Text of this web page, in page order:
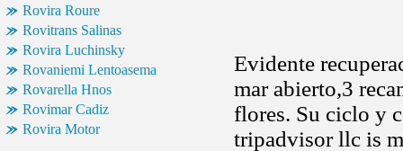
Rovira Roure
Rovitrans Salinas
Rovira Luchinsky
Rovaniemi Lentoasema
Rovarella Hnos
Rovimar Cadiz
Rovira Motor
Evidente
mar abierto,3
flores. Su ciclo y
tripadvisor llc is